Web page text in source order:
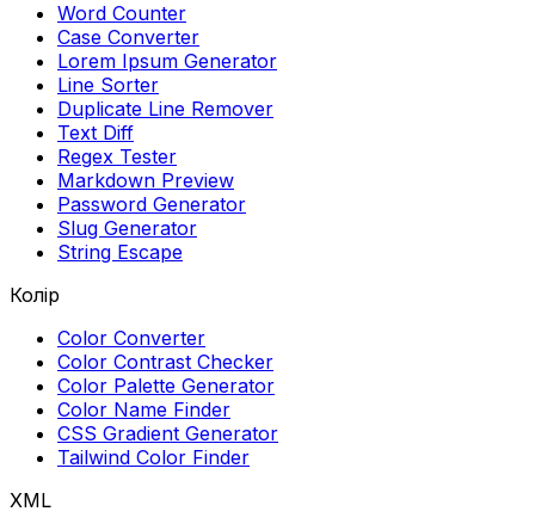
Word Counter
Case Converter
Lorem Ipsum Generator
Line Sorter
Duplicate Line Remover
Text Diff
Regex Tester
Markdown Preview
Password Generator
Slug Generator
String Escape
Колір
Color Converter
Color Contrast Checker
Color Palette Generator
Color Name Finder
CSS Gradient Generator
Tailwind Color Finder
XML